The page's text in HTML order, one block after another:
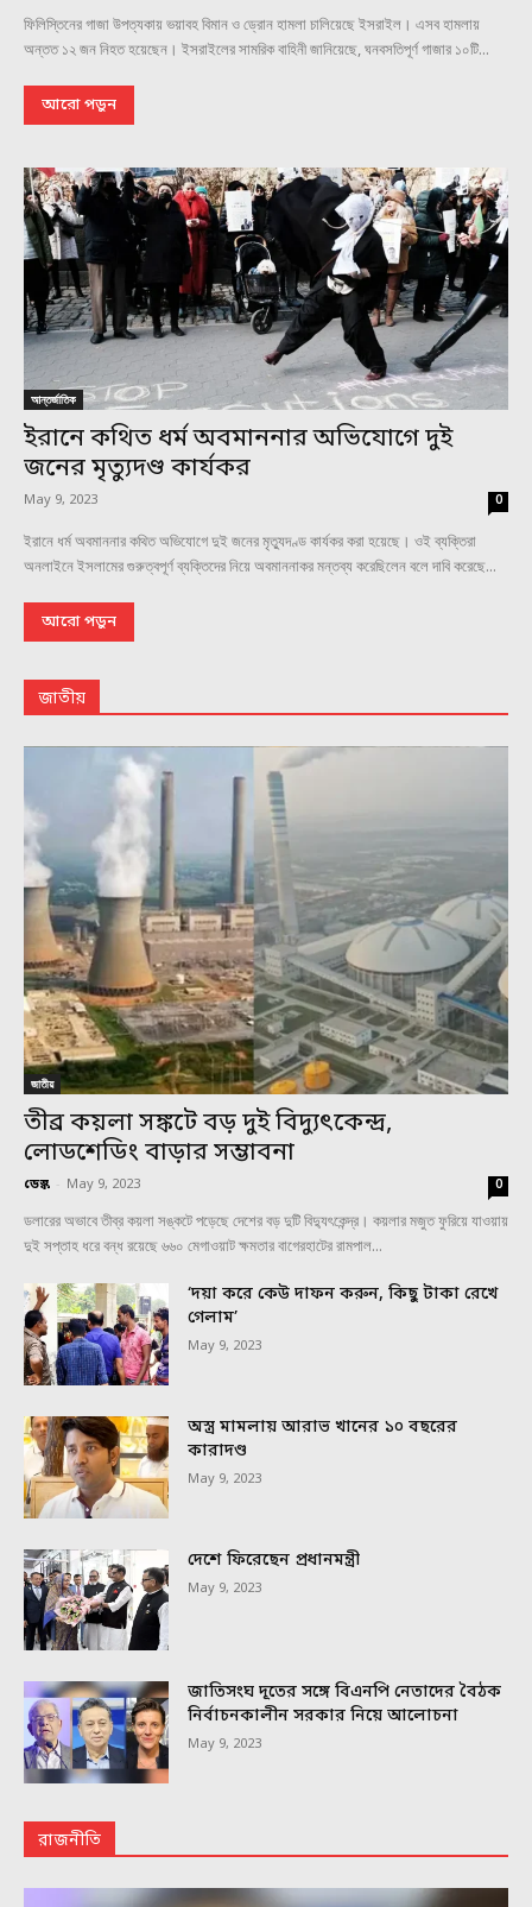
ফিলিস্তিনের গাজা উপত্যকায় ভয়াবহ বিমান ও ড্রোন হামলা চালিয়েছে ইসরাইল। এসব হামলায়
অন্তত ১২ জন নিহত হয়েছেন। ইসরাইলের সামরিক বাহিনী জানিয়েছে, ঘনবসতিপূর্ণ গাজার ১০টি...
আরো পড়ুন
আন্তর্জাতিক
ইরানে কথিত ধর্ম অবমাননার অভিযোগে দুই
জনের মৃত্যুদণ্ড কার্যকর
May 9, 2023 0
ইরানে ধর্ম অবমাননার কথিত অভিযোগে দুই জনের মৃত্যুদণ্ড কার্যকর করা হয়েছে। ওই ব্যক্তিরা
অনলাইনে ইসলামের গুরুত্বপূর্ণ ব্যক্তিদের নিয়ে অবমাননাকর মন্তব্য করেছিলেন বলে দাবি করেছে...
আরো পড়ুন
জাতীয়
জাতীয়
তীব্র কয়লা সঙ্কটে বড় দুই বিদ্যুৎকেন্দ্র,
লোডশেডিং বাড়ার সম্ভাবনা
ডেস্ক - May 9, 2023 0
ডলারের অভাবে তীব্র কয়লা সঙ্কটে পড়েছে দেশের বড় দুটি বিদ্যুৎকেন্দ্র। কয়লার মজুত ফুরিয়ে যাওয়ায়
দুই সপ্তাহ ধরে বন্ধ রয়েছে ৬৬০ মেগাওয়াট ক্ষমতার বাগেরহাটের রামপাল...
‘দয়া করে কেউ দাফন করুন, কিছু টাকা রেখে
গেলাম’
May 9, 2023
অস্ত্র মামলায় আরাভ খানের ১০ বছরের
কারাদণ্ড
May 9, 2023
দেশে ফিরেছেন প্রধানমন্ত্রী
May 9, 2023
জাতিসংঘ দূতের সঙ্গে বিএনপি নেতাদের বৈঠক
নির্বাচনকালীন সরকার নিয়ে আলোচনা
May 9, 2023
রাজনীতি